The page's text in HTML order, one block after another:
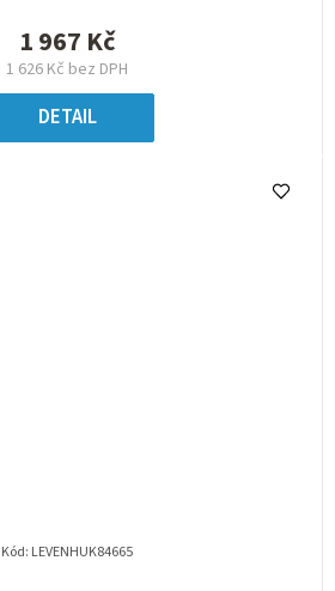
1 626 Kč bez DPH
1 967 Kč
DETAIL
Kód: LEVENHUK84665